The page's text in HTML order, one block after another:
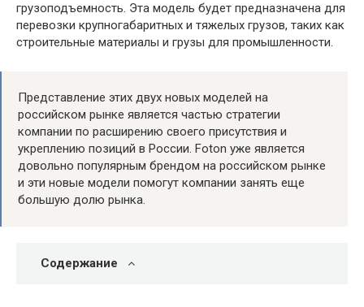
грузоподъемность. Эта модель будет предназначена для
перевозки крупногабаритных и тяжелых грузов, таких как
строительные материалы и грузы для промышленности.
Представление этих двух новых моделей на
российском рынке является частью стратегии
компании по расширению своего присутствия и
укреплению позиций в России. Foton уже является
довольно популярным брендом на российском рынке
и эти новые модели помогут компании занять еще
большую долю рынка.
Содержание